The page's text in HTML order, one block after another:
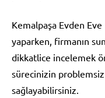
Kemalpaşa Evden
yaparken, firmanın
dikkatlice incelemek
sürecinizin
sağlayabilirsiniz.